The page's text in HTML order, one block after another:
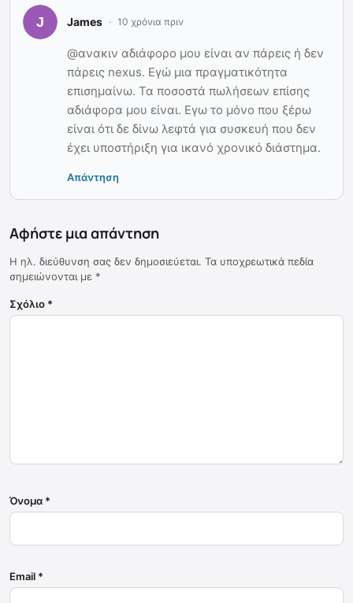
James 10 χρόνια πριν
@ανακιν αδιάφορο μου είναι αν πάρεις ή δεν
πάρεις nexus. Εγώ μια πραγματικότητα
επισημαίνω. Τα ποσοστά πωλήσεων επίσης
αδιάφορα μου είναι. Εγω το μόνο που ξέρω
είναι ότι δε δίνω λεφτά για συσκευή που δεν
έχει υποστήριξη για ικανό χρονικό διάστημα.
Απάντηση
Αφήστε μια απάντηση
Η ηλ. διεύθυνση σας δεν δημοσιεύεται. Τα υποχρεωτικά πεδία
σημειώνονται με *
Σχόλιο *
Όνομα *
Email *